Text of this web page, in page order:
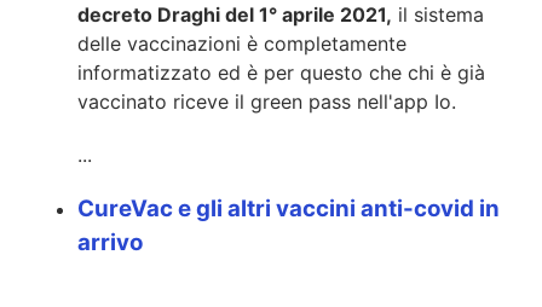
decreto Draghi del 1° aprile 2021, il sistema
delle vaccinazioni è completamente
informatizzato ed è per questo che chi è già
vaccinato riceve il green pass nell'app Io.
...
CureVac e gli altri vaccini anti-covid in
arrivo